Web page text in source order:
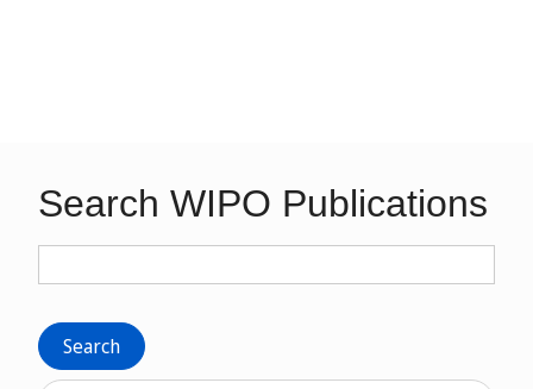
Search WIPO Publications
Search